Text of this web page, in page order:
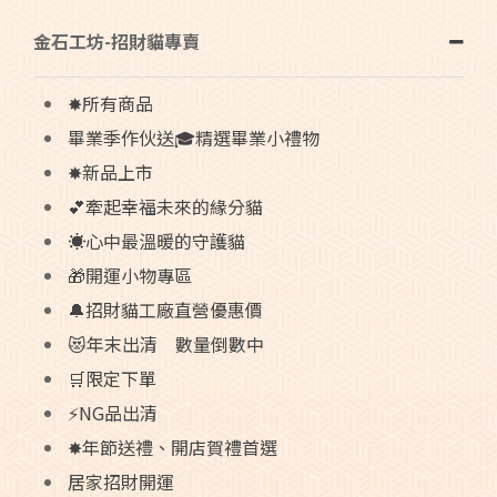
金石工坊-招財貓專賣
✸所有商品
畢業季作伙送🎓精選畢業小禮物
✸新品上市
💕牽起幸福未來的緣分貓
☀️心中最溫暖的守護貓
🎁開運小物專區
🔔招財貓工廠直營優惠價
😻年末出清 數量倒數中
🛒限定下單
⚡NG品出清
✸年節送禮、開店賀禮首選
居家招財開運